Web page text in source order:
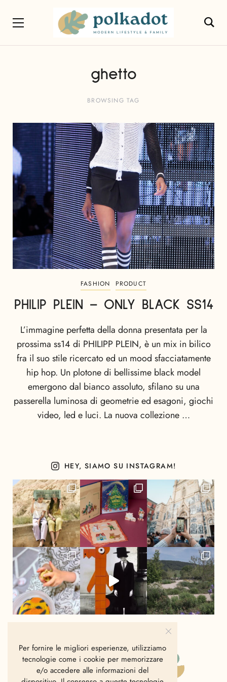
ghetto
BROWSING TAG
FASHION PRODUCT
PHILIP PLEIN – ONLY BLACK SS14
L’immagine perfetta della donna presentata per la
prossima ss14 di PHILIPP PLEIN, è un mix in bilico
fra il suo stile ricercato ed un mood sfacciatamente
hip hop. Un plotone di bellissime black model
emergono dal bianco assoluto, sfilano su una
passerella luminosa di geometrie ed esagoni, giochi
video, led e luci. La nuova collezione …
HEY, SIAMO SU INSTAGRAM!
Per fornire le migliori esperienze, utilizziamo
tecnologie come i cookie per memorizzare
e/o accedere alle informazioni del